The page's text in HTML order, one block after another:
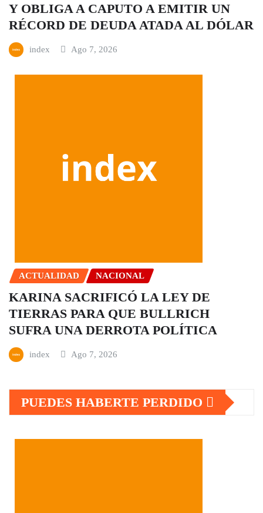
Y OBLIGA A CAPUTO A EMITIR UN
RÉCORD DE DEUDA ATADA AL DÓLAR
index Ago 7, 2026
ACTUALIDAD NACIONAL
KARINA SACRIFICÓ LA LEY DE
TIERRAS PARA QUE BULLRICH
SUFRA UNA DERROTA POLÍTICA
index Ago 7, 2026
PUEDES HABERTE PERDIDO